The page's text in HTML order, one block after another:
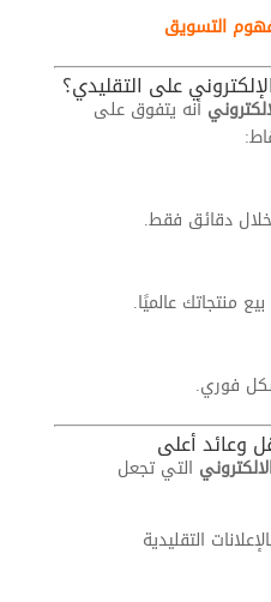
التسويق
على التقليدي؟
أنه يتفوق على
دقائق فقط.
منتجاتك عالميًا.
فوري.
وعائد أعلى
التي تجعل
التقليدية